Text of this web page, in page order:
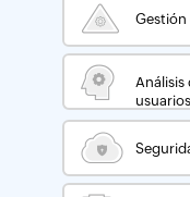
Gestión